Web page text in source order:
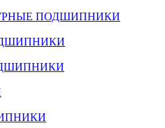
ПОДШИПНИКИ